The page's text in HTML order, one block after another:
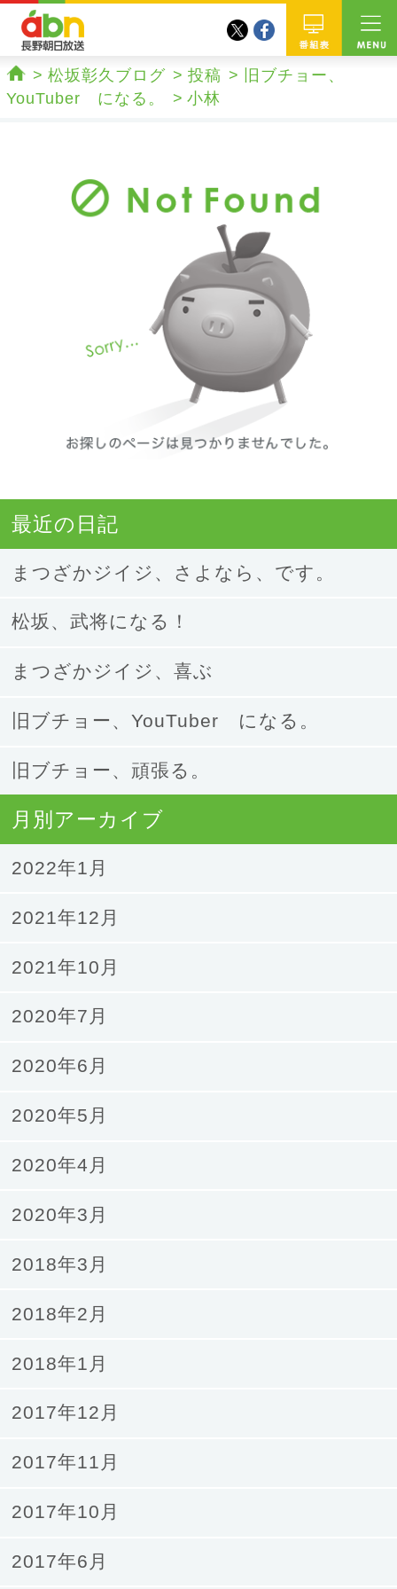
twitterfacebook
ホーム
松坂彰久ブログ 投稿
旧ブチョー、
YouTuber になる。
小林
最近の日記
まつざかジイジ、さよなら、です。
松坂、武将になる！
まつざかジイジ、喜ぶ
旧ブチョー、YouTuber になる。
旧ブチョー、頑張る。
月別アーカイブ
2022年1月
2021年12月
2021年10月
2020年7月
2020年6月
2020年5月
2020年4月
2020年3月
2018年3月
2018年2月
2018年1月
2017年12月
2017年11月
2017年10月
2017年6月